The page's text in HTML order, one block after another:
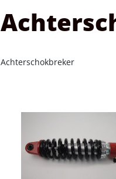
Achterschokbreker